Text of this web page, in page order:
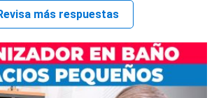
más respuestas